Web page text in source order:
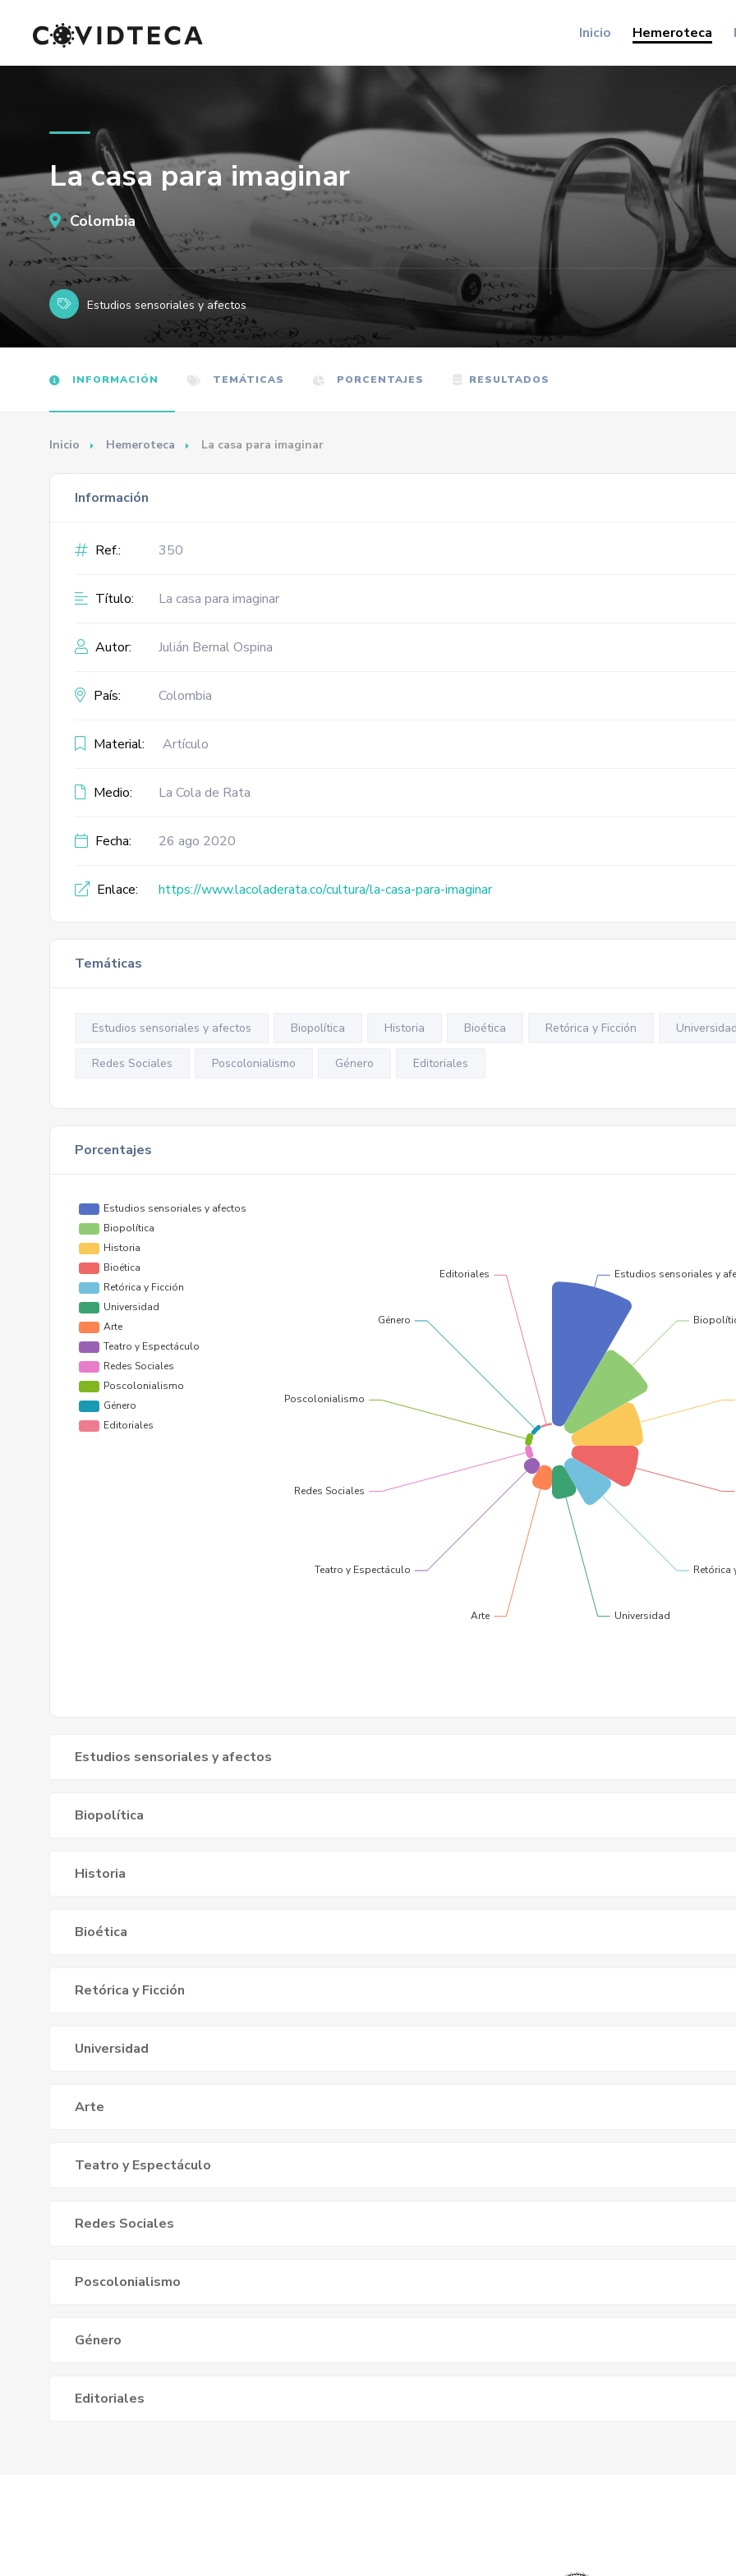
Inicio Hemeroteca
La casa para imaginar
Colombia
Estudios sensoriales y afectos
INFORMACIÓN TEMÁTICAS PORCENTAJES RESULTADOS
Inicio Hemeroteca La casa para imaginar
Información
Ref.: 350
Título: La casa para imaginar
Autor: Julián Bernal Ospina
País: Colombia
Material: Artículo
Medio: La Cola de Rata
Fecha: 26 ago 2020
Enlace: https://www.lacoladerata.co/cultura/la-casa-para-imaginar
Temáticas
Estudios sensoriales y afectos Biopolítica Historia Bioética Retórica y Ficción Universidad
Redes Sociales Poscolonialismo Género Editoriales
Porcentajes
Estudios sensoriales y afectos
Biopolítica
Historia
Bioética
Retórica y Ficción
Universidad
Arte
Teatro y Espectáculo
Redes Sociales
Poscolonialismo
Género
Editoriales